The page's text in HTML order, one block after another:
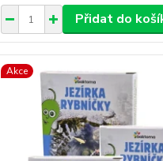
Přidat do
Akce